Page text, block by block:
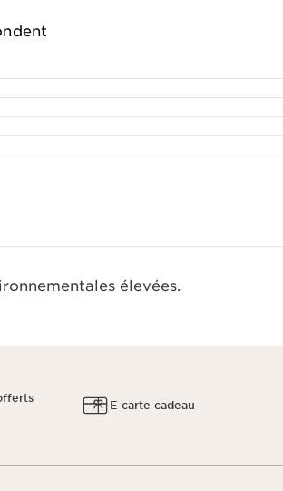
élevées.
E-carte cadeau